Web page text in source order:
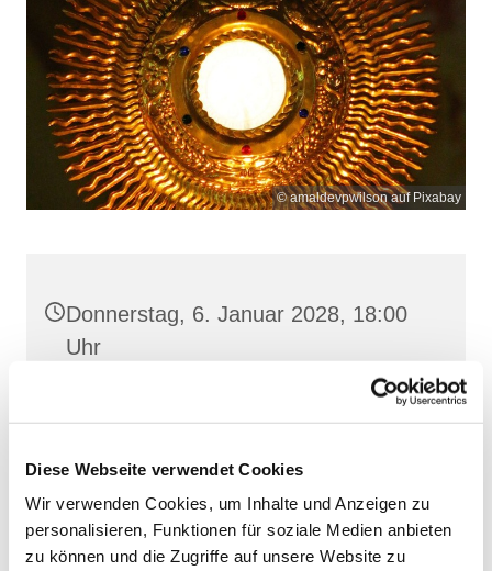
Diese Webseite verwendet Cookies
Wir verwenden Cookies, um Inhalte und Anzeigen zu
personalisieren, Funktionen für soziale Medien anbieten
zu können und die Zugriffe auf unsere Website zu
© amaldevpwilson auf Pixabay
Donnerstag, 6. Januar 2028, 18:00
Uhr
Frankenstr. 39, 18439 Stralsund